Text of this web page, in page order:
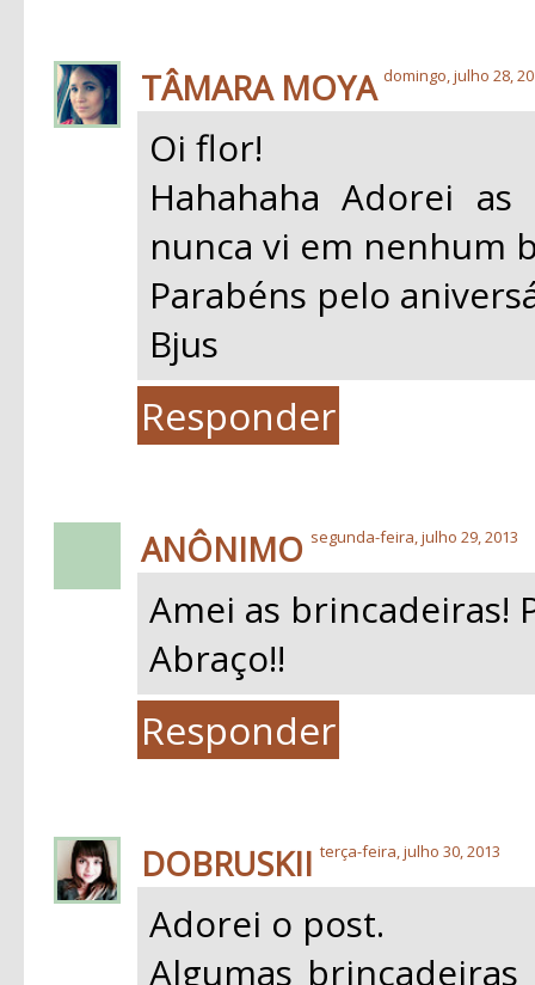
TÂMARA MOYA domingo, julho 28,
Oi flor!
Hahahaha Adorei
nunca vi em nenhum
Parabéns pelo
Bjus
Responder
ANÔNIMO segunda-feira, julho 29, 2013
Amei as brincadeiras!
Abraço!!
Responder
DOBRUSKII terça-feira, julho 30, 2013
Adorei o post.
Algumas